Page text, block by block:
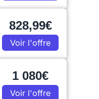
828,99€
Voir l'offre
1 080€
Voir l'offre